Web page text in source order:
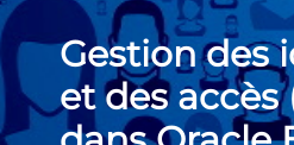
Gestion des
et des accès